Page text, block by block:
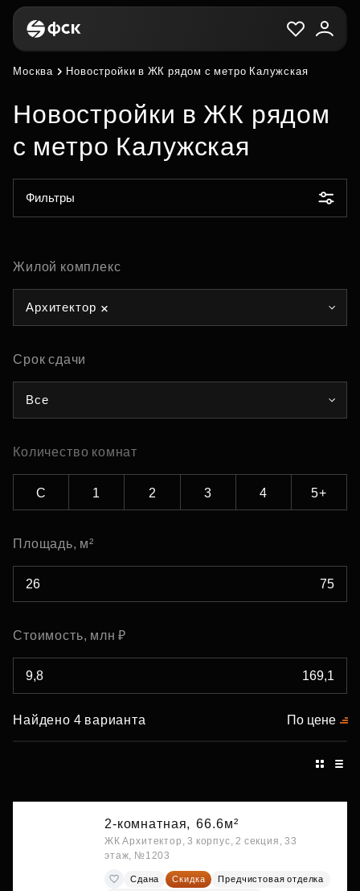
Москва Новостройки в ЖК рядом с метро Калужская
Новостройки в ЖК рядом
с метро Калужская
Фильтры
Жилой комплекс
Архитектор
Срок сдачи
Все
Количество комнат
С 1 2 3 4 5+
Площадь, м²
Стоимость, млн ₽
Найдено 4 варианта По цене
2-комнатная, 66.6м²
ЖК Архитектор, 3 корпус, 2 секция, 33
этаж, №1203
Сдана Скидка
Предчистовая отделка